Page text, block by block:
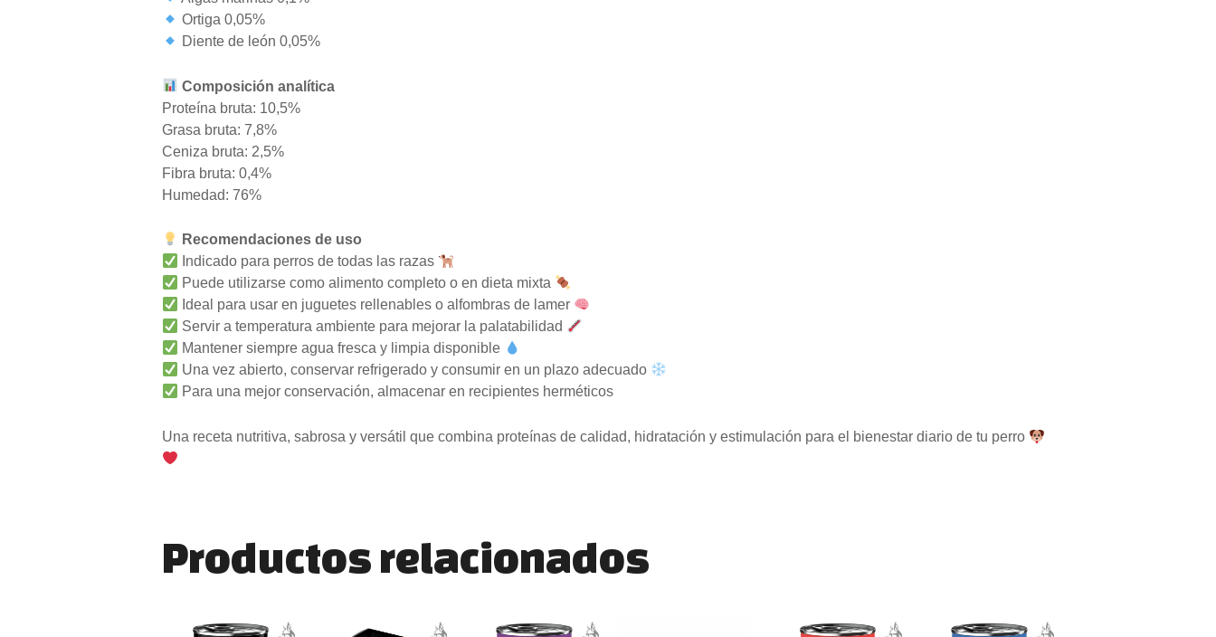
Ortiga 0,05%
Diente de león 0,05%
Composición analítica
Proteína bruta: 10,5%
Grasa bruta: 7,8%
Ceniza bruta: 2,5%
Fibra bruta: 0,4%
Humedad: 76%
Recomendaciones de uso
Indicado para perros de todas las razas
Puede utilizarse como alimento completo o en dieta mixta
Ideal para usar en juguetes rellenables o alfombras de lamer
Servir a temperatura ambiente para mejorar la palatabilidad
Mantener siempre agua fresca y limpia disponible
Una vez abierto, conservar refrigerado y consumir en un plazo adecuado
Para una mejor conservación, almacenar en recipientes herméticos
Una receta nutritiva, sabrosa y versátil que combina proteínas de calidad, hidratación y estimulación para el bienestar diario de tu perro
Productos relacionados
Este
El
El
El
El